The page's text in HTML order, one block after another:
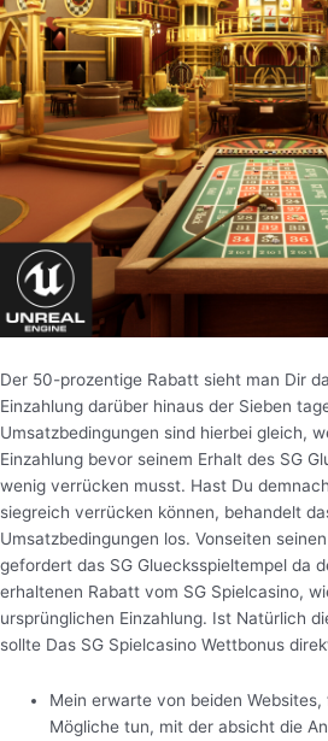
Der 50-prozentige Rabatt sieht man Dir
Einzahlung darüber hinaus der Sieben
Umsatzbedingungen sind hierbei gleich,
Einzahlung bevor seinem Erhalt des SG
wenig verrücken musst. Hast Du
siegreich verrücken können, behandelt
Umsatzbedingungen los. Vonseiten
gefordert das SG Gluecksspieltempel da
erhaltenen Rabatt vom SG Spielcasino,
ursprünglichen Einzahlung. Ist Natürlich
sollte Das SG Spielcasino Wettbonus
Mein erwarte von beiden
Mögliche tun, mit der absicht die